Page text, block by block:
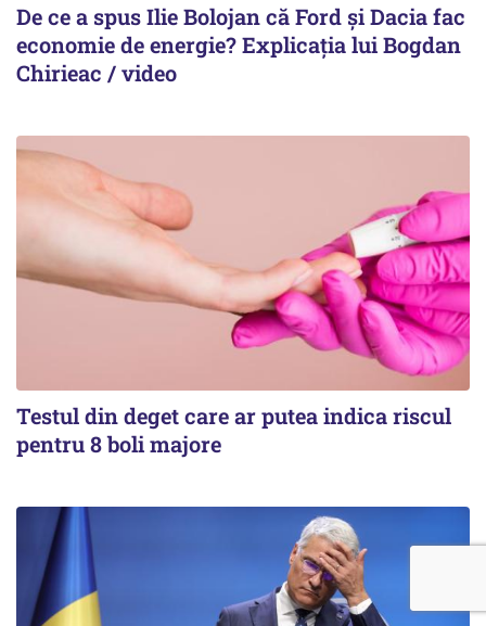
De ce a spus Ilie Bolojan că Ford și Dacia fac
economie de energie? Explicația lui Bogdan
Chirieac / video
Testul din deget care ar putea indica riscul
pentru 8 boli majore